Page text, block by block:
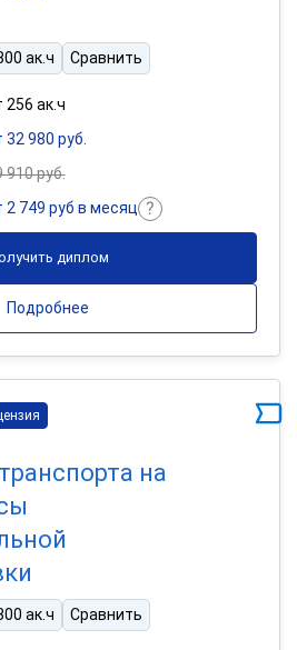
ак.ч Сравнить
256 ак.ч
32 980 руб.
910 руб.
2 749 руб в месяц
диплом
Подробнее
на
ак.ч Сравнить